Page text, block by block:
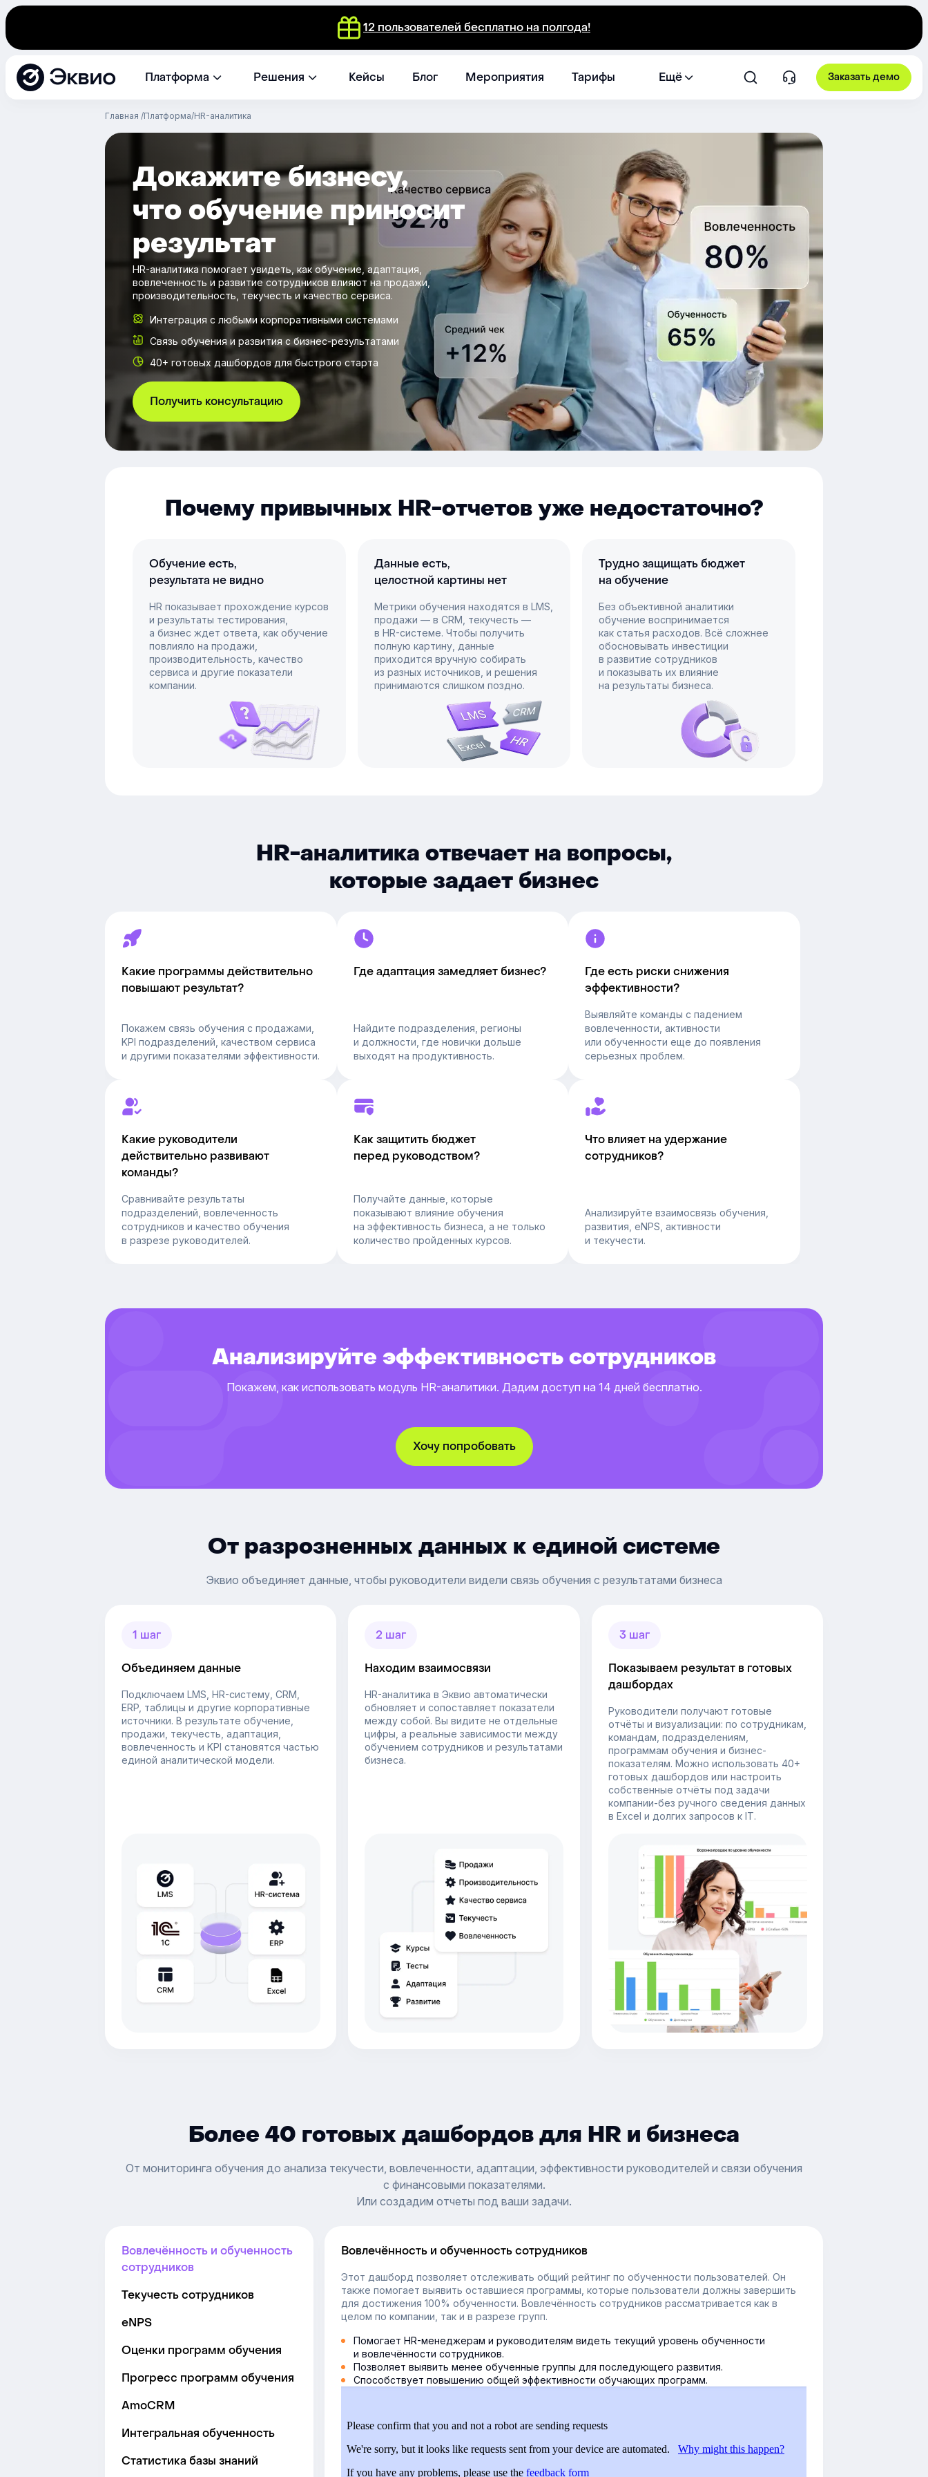
12 пользователей бесплатно на полгода!
Эквио Платформа Решения Кейсы Блог Мероприятия Тарифы Ещё Заказать демо
Главная Платформа HR-аналитика
Докажите бизнесу,
что обучение приносит
результат
HR-аналитика помогает увидеть, как обучение, адаптация,
вовлеченность и развитие сотрудников влияют на продажи,
производительность, текучесть и качество сервиса.
Интеграция с любыми корпоративными системами
Связь обучения и развития с бизнес-результатами
40+ готовых дашбордов для быстрого старта
Получить консультацию
Почему привычных HR-отчетов уже недостаточно?
Обучение есть,
результата не видно
HR показывает прохождение курсов
и результаты тестирования,
а бизнес ждет ответа, как обучение
повлияло на продажи,
производительность, качество
сервиса и другие показатели
компании.
Данные есть,
целостной картины нет
Метрики обучения находятся в LMS,
продажи — в CRM, текучесть —
в HR-системе. Чтобы получить
полную картину, данные
приходится вручную собирать
из разных источников, и решения
принимаются слишком поздно.
Трудно защищать бюджет
на обучение
Без объективной аналитики
обучение воспринимается
как статья расходов. Всё сложнее
обосновывать инвестиции
в развитие сотрудников
и показывать их влияние
на результаты бизнеса.
HR-аналитика отвечает на вопросы,
которые задает бизнес
Какие программы действительно
повышают результат?
Покажем связь обучения с продажами,
KPI подразделений, качеством сервиса
и другими показателями эффективности.
Где адаптация замедляет бизнес?
Найдите подразделения, регионы
и должности, где новички дольше
выходят на продуктивность.
Где есть риски снижения
эффективности?
Выявляйте команды с падением
вовлеченности, активности
или обученности еще до появления
серьезных проблем.
Какие руководители
действительно развивают
команды?
Сравнивайте результаты
подразделений, вовлеченность
сотрудников и качество обучения
в разрезе руководителей.
Как защитить бюджет
перед руководством?
Получайте данные, которые
показывают влияние обучения
на эффективность бизнеса, а не только
количество пройденных курсов.
Что влияет на удержание
сотрудников?
Анализируйте взаимосвязь обучения,
развития, eNPS, активности
и текучести.
Анализируйте эффективность сотрудников
Покажем, как использовать модуль HR-аналитики. Дадим доступ на 14 дней бесплатно.
Хочу попробовать
От разрозненных данных к единой системе
Эквио объединяет данные, чтобы руководители видели связь обучения с результатами бизнеса
1 шаг
Объединяем данные
Подключаем LMS, HR-систему, CRM,
ERP, таблицы и другие корпоративные
источники. В результате обучение,
продажи, текучесть, адаптация,
вовлеченность и KPI становятся частью
единой аналитической модели.
2 шаг
Находим взаимосвязи
HR-аналитика в Эквио автоматически
обновляет и сопоставляет показатели
между собой. Вы видите не отдельные
цифры, а реальные зависимости между
обучением сотрудников и результатами
бизнеса.
3 шаг
Показываем результат в готовых
дашбордах
Руководители получают готовые
отчёты и визуализации: по сотрудникам,
командам, подразделениям,
программам обучения и бизнес-
показателям. Можно использовать 40+
готовых дашбордов или настроить
собственные отчёты под задачи
компании-без ручного сведения данных
в Excel и долгих запросов к IT.
Более 40 готовых дашбордов для HR и бизнеса
От мониторинга обучения до анализа текучести, вовлеченности, адаптации, эффективности руководителей и связи обучения
с финансовыми показателями.
Или создадим отчеты под ваши задачи.
Вовлечённость и обученность
сотрудников
Текучесть сотрудников
eNPS
Оценки программ обучения
Прогресс программ обучения
AmoCRM
Интегральная обученность
Статистика базы знаний
Вовлечённость и обученность сотрудников
Этот дашборд позволяет отслеживать общий рейтинг по обученности пользователей. Он
также помогает выявить оставшиеся программы, которые пользователи должны завершить
для достижения 100% обученности. Вовлечённость сотрудников рассматривается как в
целом по компании, так и в разрезе групп.
Помогает HR-менеджерам и руководителям видеть текущий уровень обученности
и вовлечённости сотрудников.
Позволяет выявить менее обученные группы для последующего развития.
Способствует повышению общей эффективности обучающих программ.